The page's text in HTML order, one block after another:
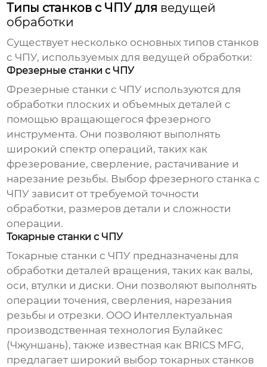
Типы станков с ЧПУ для ведущей
обработки
Существует несколько основных типов станков
с ЧПУ, используемых для ведущей обработки:
Фрезерные станки с ЧПУ
Фрезерные станки с ЧПУ используются для
обработки плоских и объемных деталей с
помощью вращающегося фрезерного
инструмента. Они позволяют выполнять
широкий спектр операций, таких как
фрезерование, сверление, растачивание и
нарезание резьбы. Выбор фрезерного станка с
ЧПУ зависит от требуемой точности
обработки, размеров детали и сложности
операции.
Токарные станки с ЧПУ
Токарные станки с ЧПУ предназначены для
обработки деталей вращения, таких как валы,
оси, втулки и диски. Они позволяют выполнять
операции точения, сверления, нарезания
резьбы и отрезки. ООО Интеллектуальная
производственная технология Булайкес
(Чжуншань), также известная как BRICS MFG,
предлагает широкий выбор токарных станков